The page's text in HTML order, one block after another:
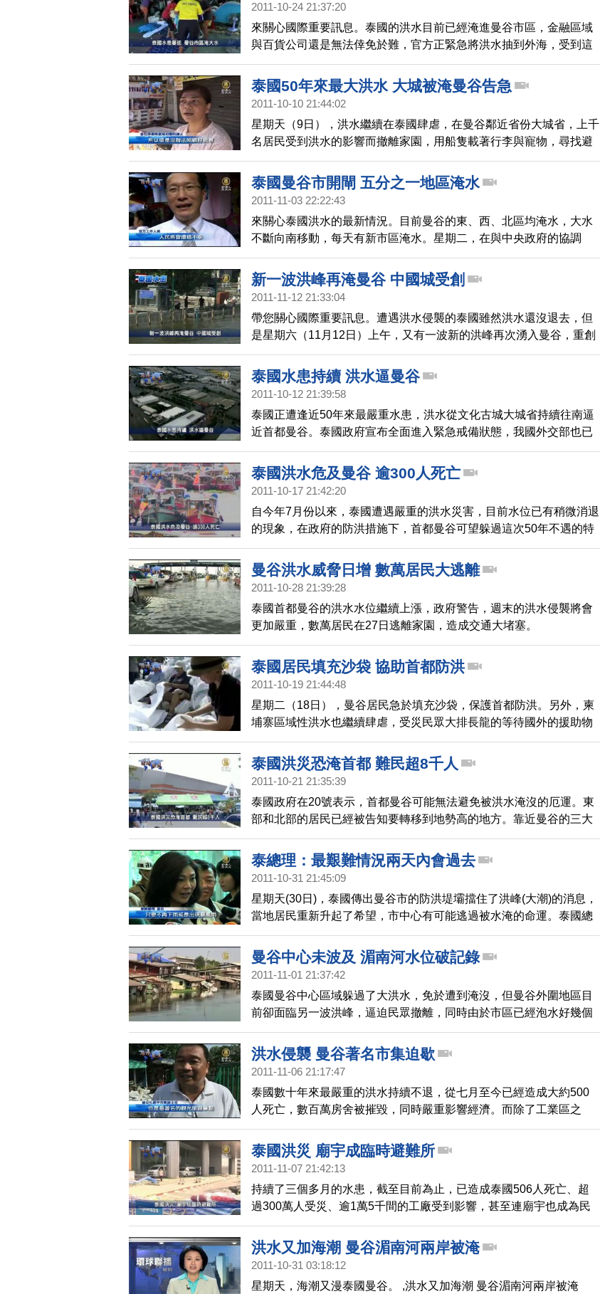
2011-10-24 21:37:20
來關心國際重要訊息。泰國的洪水目前已經淹進曼谷市區，金融區域
與百貨公司還是無法倖免於難，官方正緊急將洪水抽到外海，受到這
次洪水影響的人數已經超過240萬人，從七月開始，至少有265人因此
喪生。
泰國50年來最大洪水 大城被淹曼谷告急
2011-10-10 21:44:02
星期天（9日），洪水繼續在泰國肆虐，在曼谷鄰近省份大城省，上千
名居民受到洪水的影響而撤離家園，用船隻載著行李與寵物，尋找避
難的地方。
泰國曼谷市開閘 五分之一地區淹水
2011-11-03 22:22:43
來關心泰國洪水的最新情況。目前曼谷的東、西、北區均淹水，大水
不斷向南移動，每天有新市區淹水。星期二，在與中央政府的協調
下，曼谷市政府同意拆下最後一道防線，打開閘門讓水流入市中心，
紓解淹水地區的壓力。
新一波洪峰再淹曼谷 中國城受創
2011-11-12 21:33:04
帶您關心國際重要訊息。遭遇洪水侵襲的泰國雖然洪水還沒退去，但
是星期六（11月12日）上午，又有一波新的洪峰再次湧入曼谷，重創
當地商業區與住宅區。
泰國水患持續 洪水逼曼谷
2011-10-12 21:39:58
泰國正遭逢近50年來最嚴重水患，洪水從文化古城大城省持續往南逼
近首都曼谷。泰國政府宣布全面進入緊急戒備狀態，我國外交部也已
經將泰國旅遊警示提升為「黃色燈號」。
泰國洪水危及曼谷 逾300人死亡
2011-10-17 21:42:20
自今年7月份以來，泰國遭遇嚴重的洪水災害，目前水位已有稍微消退
的現象，在政府的防洪措施下，首都曼谷可望躲過這次50年不遇的特
大洪災浩劫，而這場洪災已經造成將近307人罹難，850萬人受災。
曼谷洪水威脅日增 數萬居民大逃離
2011-10-28 21:39:28
泰國首都曼谷的洪水水位繼續上漲，政府警告，週末的洪水侵襲將會
更加嚴重，數萬居民在27日逃離家園，造成交通大堵塞。
泰國居民填充沙袋 協助首都防洪
2011-10-19 21:44:48
星期二（18日），曼谷居民急於填充沙袋，保護首都防洪。另外，柬
埔寨區域性洪水也繼續肆虐，受災民眾大排長龍的等待國外的援助物
資。
泰國洪災恐淹首都 難民超8千人
2011-10-21 21:35:39
泰國政府在20號表示，首都曼谷可能無法避免被洪水淹沒的厄運。東
部和北部的居民已經被告知要轉移到地勢高的地方。靠近曼谷的三大
洪災避難所已經收容超過8千位的難民，但災民人數還在增加當中，至
少有三百人在洪災中喪生。
泰總理：最艱難情況兩天內會過去
2011-10-31 21:45:09
星期天(30日)，泰國傳出曼谷市的防洪堤壩擋住了洪峰(大潮)的消息，
當地居民重新升起了希望，市中心有可能逃過被水淹的命運。泰國總
理盈拉表示，最艱難的情況會在兩天內過去。然而，許多民眾仍然缺
乏災情的資訊，並表示希望政府能夠提供更多關於洪水和救災情況的
消息。
曼谷中心未波及 湄南河水位破記錄
2011-11-01 21:37:42
泰國曼谷中心區域躲過了大洪水，免於遭到淹沒，但曼谷外圍地區目
前卻面臨另一波洪峰，逼迫民眾撤離，同時由於市區已經泡水好幾個
星期，衛生條件惡劣，救難人員擔心傳染病爆發，正積極防範疫情發
生。
洪水侵襲 曼谷著名市集迫歇
2011-11-06 21:17:47
泰國數十年來最嚴重的洪水持續不退，從七月至今已經造成大約500
人死亡，數百萬房舍被摧毀，同時嚴重影響經濟。而除了工業區之
外，曼谷市中心的商業和觀光命脈也都受到波及，讓曼谷居民生活越
來越困難。
泰國洪災 廟宇成臨時避難所
2011-11-07 21:42:13
持續了三個多月的水患，截至目前為止，已造成泰國506人死亡、超
過300萬人受災、逾1萬5千間的工廠受到影響，甚至連廟宇也成為民
眾的臨時避難所。
洪水又加海潮 曼谷湄南河兩岸被淹
2011-10-31 03:18:12
星期天，海潮又漫泰國曼谷。 ,洪水又加海潮 曼谷湄南河兩岸被淹